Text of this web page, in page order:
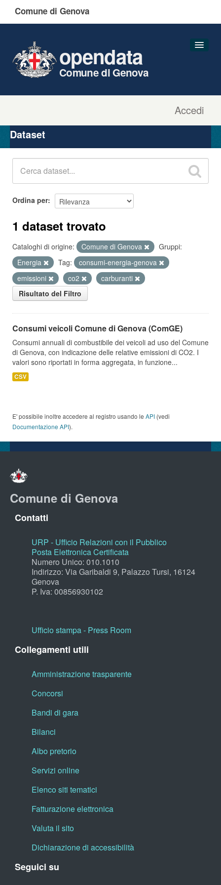
Comune di Genova
Accedi
opendata
Comune di Genova
Organizzazioni
Gruppi
Dataset
Ordina per
1 dataset trovato
Cataloghi di origine: Comune di Genova
Gruppi:
Energia
Tag:
consumi-energia-genova
emissioni
co2
carburanti
Risultato del Filtro
Consumi veicoli Comune di Genova (ComGE)
Consumi annuali di combustibile dei veicoli ad uso del Comune
di Genova, con indicazione delle relative emissioni di CO2. I
valori sono riportati in forma aggregata, in funzione...
CSV
E' possibile inoltre accedere al registro usando le API (vedi
Documentazione API).
Comune di Genova
Contatti
URP - Ufficio Relazioni con il Pubblico
Posta Elettronica Certificata
Numero Unico: 010.1010
Indirizzo: Via Garibaldi 9, Palazzo Tursi, 16124
Genova
P. Iva: 00856930102
Ufficio stampa - Press Room
Collegamenti utili
Amministrazione trasparente
Concorsi
Bandi di gara
Bilanci
Albo pretorio
Servizi online
Elenco siti tematici
Fatturazione elettronica
Valuta il sito
Dichiarazione di accessibilità
Seguici su